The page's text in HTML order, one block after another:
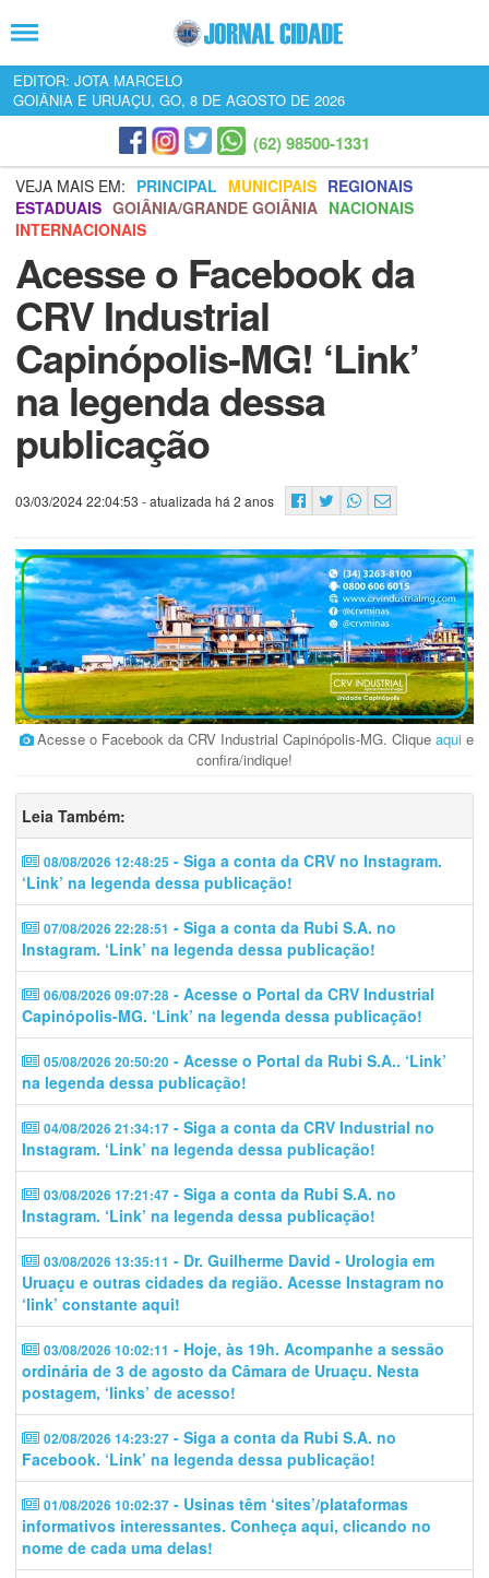
EDITOR: JOTA MARCELO
GOIÂNIA E URUAÇU, GO, 8 DE AGOSTO DE 2026
(62) 98500-1331
VEJA MAIS EM: PRINCIPAL MUNICIPAIS REGIONAIS
ESTADUAIS GOIÂNIA/GRANDE GOIÂNIA NACIONAIS
INTERNACIONAIS
Acesse o Facebook da
CRV Industrial
Capinópolis-MG! ‘Link’
na legenda dessa
publicação
03/03/2024 22:04:53 - atualizada há 2 anos
Acesse o Facebook da CRV Industrial Capinópolis-MG. Clique aquie
confira/indique!
Leia Também:
08/08/2026 12:48:25 - Siga a conta da CRV no Instagram.
‘Link’ na legenda dessa publicação!
07/08/2026 22:28:51 - Siga a conta da Rubi S.A. no
Instagram. ‘Link’ na legenda dessa publicação!
06/08/2026 09:07:28 - Acesse o Portal da CRV Industrial
Capinópolis-MG. ‘Link’ na legenda dessa publicação!
05/08/2026 20:50:20 - Acesse o Portal da Rubi S.A.. ‘Link’
na legenda dessa publicação!
04/08/2026 21:34:17 - Siga a conta da CRV Industrial no
Instagram. ‘Link’ na legenda dessa publicação!
03/08/2026 17:21:47 - Siga a conta da Rubi S.A. no
Instagram. ‘Link’ na legenda dessa publicação!
03/08/2026 13:35:11 - Dr. Guilherme David - Urologia em
Uruaçu e outras cidades da região. Acesse Instagram no
‘link’ constante aqui!
03/08/2026 10:02:11 - Hoje, às 19h. Acompanhe a sessão
ordinária de 3 de agosto da Câmara de Uruaçu. Nesta
postagem, ‘links’ de acesso!
02/08/2026 14:23:27 - Siga a conta da Rubi S.A. no
Facebook. ‘Link’ na legenda dessa publicação!
01/08/2026 10:02:37 - Usinas têm ‘sites’/plataformas
informativos interessantes. Conheça aqui, clicando no
nome de cada uma delas!